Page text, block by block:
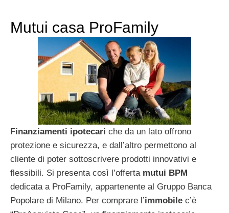
Mutui casa ProFamily
Finanziamenti ipotecari che da un lato offrono
protezione e sicurezza, e dall’altro permettono al
cliente di poter sottoscrivere prodotti innovativi e
flessibili. Si presenta così l’offerta mutui BPM
dedicata a ProFamily, appartenente al Gruppo Banca
Popolare di Milano. Per comprare l’immobile c’è